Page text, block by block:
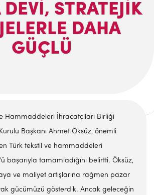
STRATEJIK
DAHA
GÜÇLÜ
Hammaddeleri İhracatçıları Birliği
Başkanı Ahmet Öksüz, önemli
Türk tekstil ve hammaddeleri
başarıyla tamamladığını belirtti. Öksüz,
ve maliyet artışlarına rağmen pazar
gücümüzü gösterdik. Ancak geleceğin